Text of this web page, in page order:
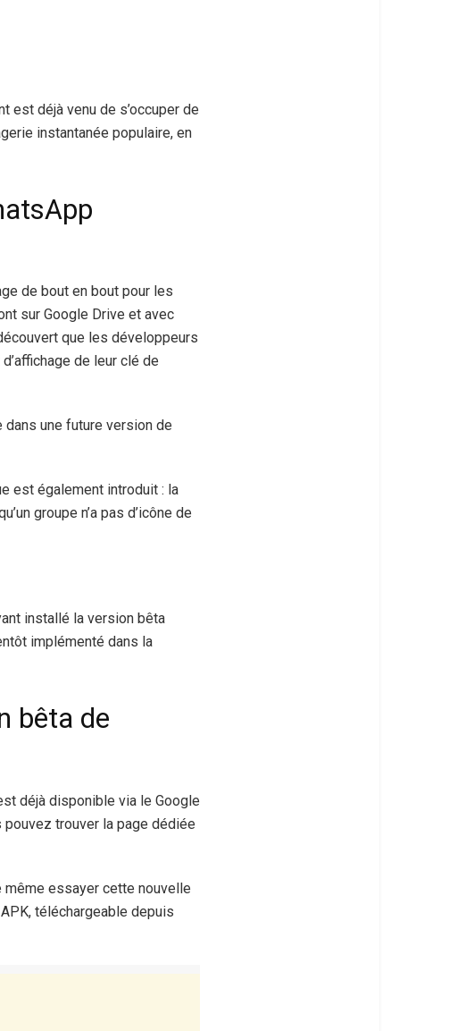
est déjà venu de s’occuper de
instantanée populaire, en
de bout en bout pour les
sur Google Drive et avec
que les développeurs
de leur clé de
une future version de
est également introduit : la
groupe n’a pas d’icône de
installé la version bêta
implémenté dans la
bêta de
déjà disponible via le Google
trouver la page dédiée
même essayer cette nouvelle
téléchargeable depuis